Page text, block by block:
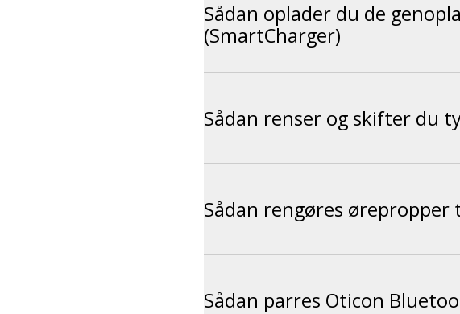
Sådan oplader du de
(SmartCharger)
Sådan renser og skifter du
Sådan rengøres ørepropper
Sådan parres Oticon